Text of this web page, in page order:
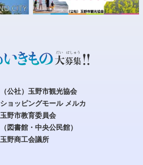
（公社）玉野市観光協会
ショッピングモール メルカ
玉野市教育委員会
（図書館・中央公民館）
玉野商工会議所